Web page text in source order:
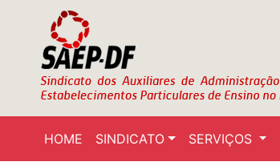
HOME SINDICATO SERVIÇOS